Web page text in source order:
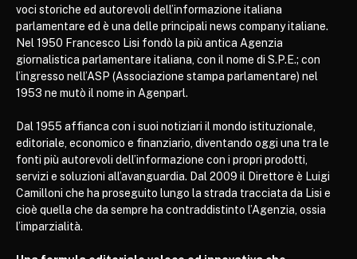
voci storiche ed autorevoli dell’informazione italiana
parlamentare ed è una delle principali news company italiane.
Nel 1950 Francesco Lisi fondò la più antica Agenzia
giornalistica parlamentare italiana, con il nome di S.P.E.; con
l’ingresso nell’ASP (Associazione stampa parlamentare) nel
1953 ne mutò il nome in Agenparl.
Dal 1955 affianca con i suoi notiziari il mondo istituzionale,
editoriale, economico e finanziario, diventando oggi una tra le
fonti più autorevoli dell’informazione con i propri prodotti,
servizi e soluzioni all’avanguardia. Dal 2009 il Direttore è Luigi
Camilloni che ha proseguito lungo la strada tracciata da Lisi e
cioè quella che da sempre ha contraddistinto l’Agenzia, ossia
l’imparzialità.